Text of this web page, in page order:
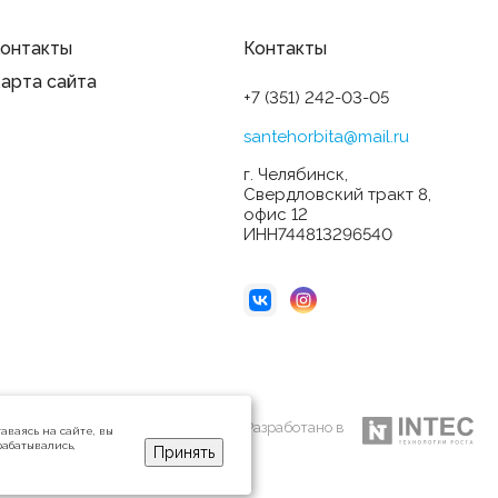
сайта
Контакты
+7 (351) 242-03-05
santehorbita@mail.ru
г. Челябинск,
Свердловский тракт 8,
офис 12
ИНН744813296540
Разработано в
на сайте, вы
Принять